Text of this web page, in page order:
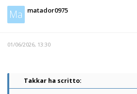
Ma matador0975
01/06/2026, 13:30
Takkar ha scritto: